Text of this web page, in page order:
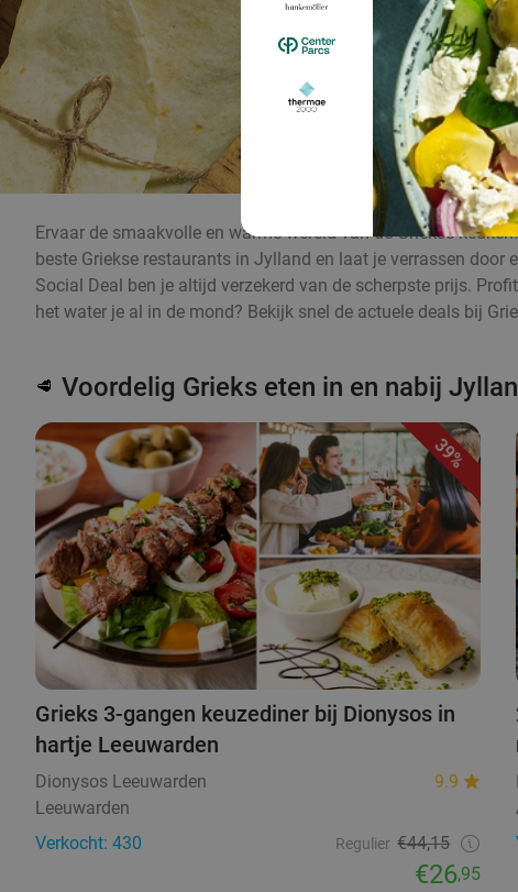
Ervaar de smaakvolle en warme wereld van de Griekse
beste Griekse restaurants in Jylland en laat je verrassen
Social Deal ben je altijd verzekerd van de scherpste prijs.
het water je al in de mond? Bekijk snel de actuele deals bij
🥩 Voordelig Grieks eten in en nabij
39%
Grieks 3-gangen keuzediner bij Dionysos in
hartje Leeuwarden
Dionysos Leeuwarden
9.9
Leeuwarden
Verkocht: 430
Regulier €44,15
€26,95